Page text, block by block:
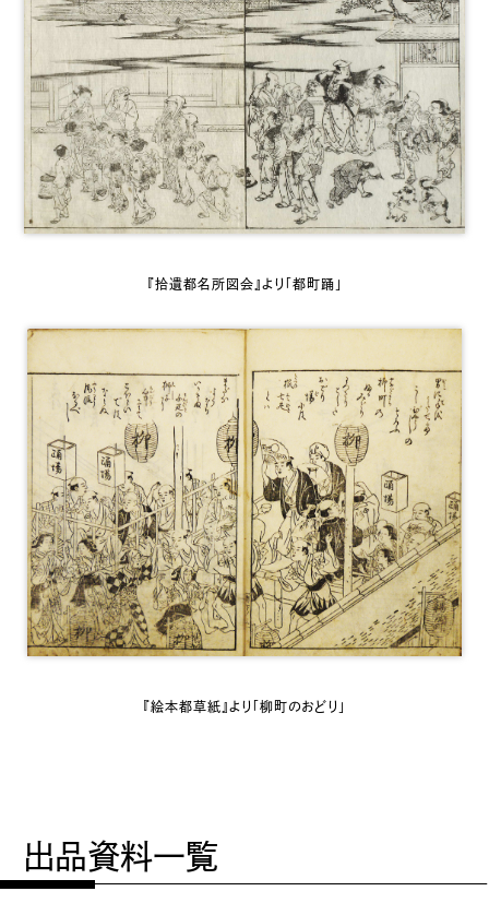
『拾遺都名所図会』より「都町踊」
『絵本都草紙』より「柳町のおどり」
出品資料一覧